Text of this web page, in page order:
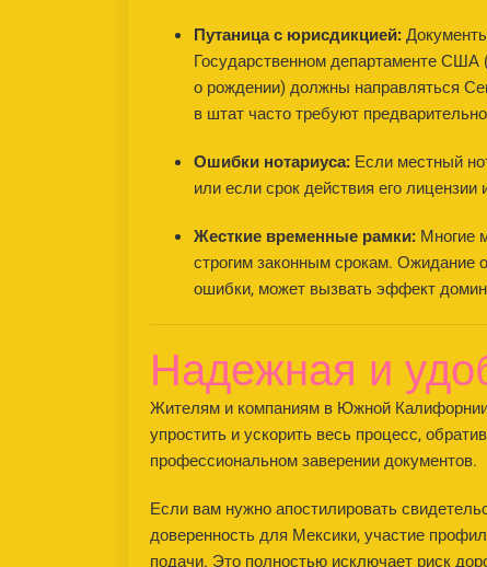
Путаница с юрисдикцией:
Государственном департаменте США
о рождении) должны направляться
в штат часто требуют
Ошибки нотариуса: Если местный
или если срок действия его
Жесткие временные рамки: Многие
строгим законным срокам. Ожидание
ошибки, может вызвать эффект
Надежная и
Жителям и компаниям в Южной
упростить и ускорить весь процесс,
профессиональном заверении документов.
Если вам нужно апостилировать
доверенность для Мексики, участие
подачи. Это полностью исключает риск